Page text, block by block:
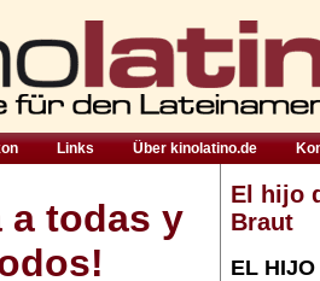
Links Über kinolatino.de
a todas y
El hijo
Braut
EL